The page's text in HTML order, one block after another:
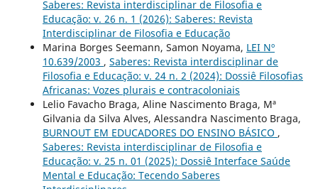
Saberes: Revista interdisciplinar de Filosofia e
Educação: v. 26 n. 1 (2026): Saberes: Revista
Interdisciplinar de Filosofia e Educação
Marina Borges Seemann, Samon Noyama, LEI Nº
10.639/2003 , Saberes: Revista interdisciplinar de
Filosofia e Educação: v. 24 n. 2 (2024): Dossiê Filosofias
Africanas: Vozes plurais e contracoloniais
Lelio Favacho Braga, Aline Nascimento Braga, Mª
Gilvania da Silva Alves, Alessandra Nascimento Braga,
BURNOUT EM EDUCADORES DO ENSINO BÁSICO ,
Saberes: Revista interdisciplinar de Filosofia e
Educação: v. 25 n. 01 (2025): Dossiê Interface Saúde
Mental e Educação: Tecendo Saberes